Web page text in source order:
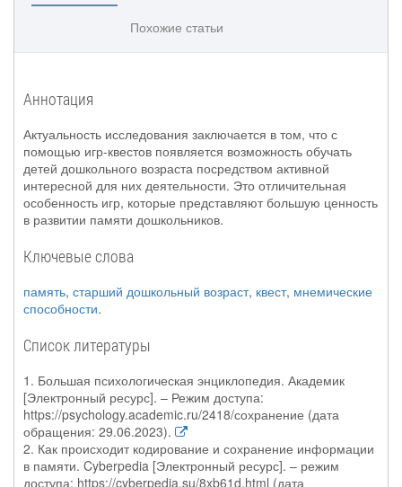
Похожие статьи
Аннотация
Актуальность исследования заключается в том, что с
помощью игр-квестов появляется возможность обучать
детей дошкольного возраста посредством активной
интересной для них деятельности. Это отличительная
особенность игр, которые представляют большую ценность
в развитии памяти дошкольников.
Ключевые слова
память, старший дошкольный возраст, квест, мнемические
способности.
Список литературы
1. Большая психологическая энциклопедия. Академик
[Электронный ресурс]. – Режим доступа:
https://psychology.academic.ru/2418/сохранение (дата
обращения: 29.06.2023).
2. Как происходит кодирование и сохранение информации
в памяти. Cyberpedia [Электронный ресурс]. – режим
доступа: https://cyberpedia.su/8xb61d.html (дата